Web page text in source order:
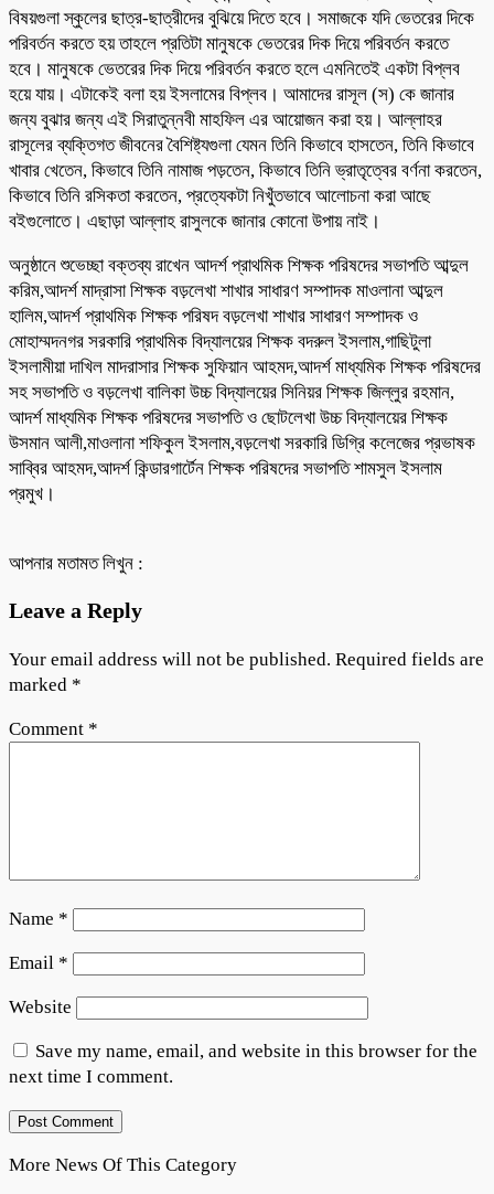
বিষয়গুলা স্কুলের ছাত্র-ছাত্রীদের বুঝিয়ে দিতে হবে। সমাজকে যদি ভেতরের দিকে
পরিবর্তন করতে হয় তাহলে প্রতিটা মানুষকে ভেতরের দিক দিয়ে পরিবর্তন করতে
হবে। মানুষকে ভেতরের দিক দিয়ে পরিবর্তন করতে হলে এমনিতেই একটা বিপ্লব
হয়ে যায়। এটাকেই বলা হয় ইসলামের বিপ্লব। আমাদের রাসূল (স) কে জানার
জন্য বুঝার জন্য এই সিরাতুন্নবী মাহফিল এর আয়োজন করা হয়। আল্লাহর
রাসূলের ব্যক্তিগত জীবনের বৈশিষ্ট্যগুলা যেমন তিনি কিভাবে হাসতেন, তিনি কিভাবে
খাবার খেতেন, কিভাবে তিনি নামাজ পড়তেন, কিভাবে তিনি ভ্রাতৃত্বের বর্ণনা করতেন,
কিভাবে তিনি রসিকতা করতেন, প্রত্যেকটা নিখুঁতভাবে আলোচনা করা আছে
বইগুলোতে। এছাড়া আল্লাহ রাসুলকে জানার কোনো উপায় নাই।
অনুষ্ঠানে শুভেচ্ছা বক্তব্য রাখেন আদর্শ প্রাথমিক শিক্ষক পরিষদের সভাপতি আব্দুল
করিম,আদর্শ মাদ্রাসা শিক্ষক বড়লেখা শাখার সাধারণ সম্পাদক মাওলানা আব্দুল
হালিম,আদর্শ প্রাথমিক শিক্ষক পরিষদ বড়লেখা শাখার সাধারণ সম্পাদক ও
মোহাম্মদনগর সরকারি প্রাথমিক বিদ্যালয়ের শিক্ষক বদরুল ইসলাম,গাছিটুলা
ইসলামীয়া দাখিল মাদরাসার শিক্ষক সুফিয়ান আহমদ,আদর্শ মাধ্যমিক শিক্ষক পরিষদের
সহ সভাপতি ও বড়লেখা বালিকা উচ্চ বিদ্যালয়ের সিনিয়র শিক্ষক জিল্লুর রহমান,
আদর্শ মাধ্যমিক শিক্ষক পরিষদের সভাপতি ও ছোটলেখা উচ্চ বিদ্যালয়ের শিক্ষক
উসমান আলী,মাওলানা শফিকুল ইসলাম,বড়লেখা সরকারি ডিগ্রি কলেজের প্রভাষক
সাব্বির আহমদ,আদর্শ কিন্ডারগার্টেন শিক্ষক পরিষদের সভাপতি শামসুল ইসলাম
প্রমুখ।
আপনার মতামত লিখুন :
Leave a Reply
Your email address will not be published. Required fields are
marked *
Comment *
Name *
Email *
Website
Save my name, email, and website in this browser for the
next time I comment.
More News Of This Category